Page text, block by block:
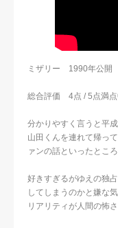
ミザリー 1990年公開
総合評価 4点 / 5点満点
分かりやすく言うと平
山田くんを連れて帰っ
ァンの話といったところ
好きすぎるがゆえの独
してしまうのかと嫌な
リアリティが人間の怖